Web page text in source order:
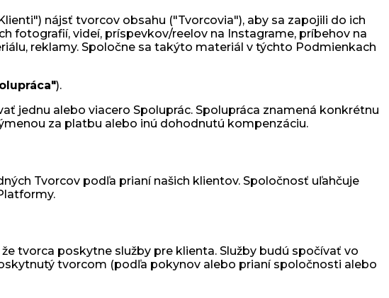
nájsť tvorcov obsahu ("Tvorcovia"), aby sa zapojili do ich
fotografií, videí, príspevkov/reelov na Instagrame, príbehov na
reklamy. Spoločne sa takýto materiál v týchto Podmienkach
).
jednu alebo viacero Spoluprác. Spolupráca znamená konkrétnu
za platbu alebo inú dohodnutú kompenzáciu.
Tvorcov podľa prianí našich klientov. Spoločnosť uľahčuje
tvorca poskytne služby pre klienta. Služby budú spočívať vo
tvorcom (podľa pokynov alebo prianí spoločnosti alebo